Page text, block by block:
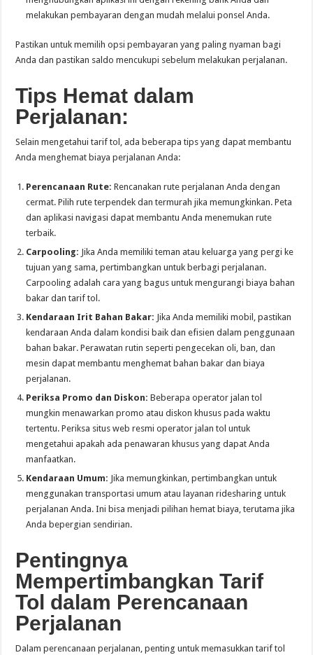
melakukan pembayaran dengan mudah melalui ponsel Anda.
Pastikan untuk memilih opsi pembayaran yang paling nyaman bagi
Anda dan pastikan saldo mencukupi sebelum melakukan perjalanan.
Tips Hemat dalam
Perjalanan:
Selain mengetahui tarif tol, ada beberapa tips yang dapat membantu
Anda menghemat biaya perjalanan Anda:
Perencanaan Rute: Rencanakan rute perjalanan Anda dengan
cermat. Pilih rute terpendek dan termurah jika memungkinkan. Peta
dan aplikasi navigasi dapat membantu Anda menemukan rute
terbaik.
Carpooling: Jika Anda memiliki teman atau keluarga yang pergi ke
tujuan yang sama, pertimbangkan untuk berbagi perjalanan.
Carpooling adalah cara yang bagus untuk mengurangi biaya bahan
bakar dan tarif tol.
Kendaraan Irit Bahan Bakar: Jika Anda memiliki mobil, pastikan
kendaraan Anda dalam kondisi baik dan efisien dalam penggunaan
bahan bakar. Perawatan rutin seperti pengecekan oli, ban, dan
mesin dapat membantu menghemat bahan bakar dan biaya
perjalanan.
Periksa Promo dan Diskon: Beberapa operator jalan tol
mungkin menawarkan promo atau diskon khusus pada waktu
tertentu. Periksa situs web resmi operator jalan tol untuk
mengetahui apakah ada penawaran khusus yang dapat Anda
manfaatkan.
Kendaraan Umum: Jika memungkinkan, pertimbangkan untuk
menggunakan transportasi umum atau layanan ridesharing untuk
perjalanan Anda. Ini bisa menjadi pilihan hemat biaya, terutama jika
Anda bepergian sendirian.
Pentingnya
Mempertimbangkan Tarif
Tol dalam Perencanaan
Perjalanan
Dalam perencanaan perjalanan, penting untuk memasukkan tarif tol